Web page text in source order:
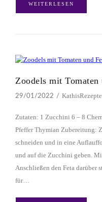
WEITERLESEN
Zoodels mit Tomaten
29/01/2022 KathisRezepte
Zutaten: 1 Zucchini 6 – 8
Pfeffer Thymian Zubereitung:
schneiden und in eine
und auf die Zucchini geben.
Anschließen den Feta darüber
für…